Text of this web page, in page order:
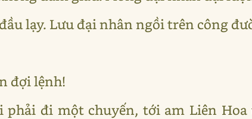
lạy. Lưu đại nhân ngồi trên công
đợi lệnh!
phải đi một chuyến, tới am Liên